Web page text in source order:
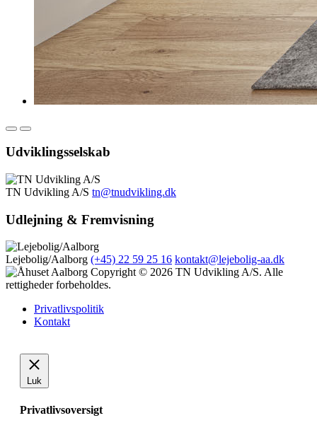
Udviklingsselskab
TN Udvikling A/S tn@tnudvikling.dk
Udlejning & Fremvisning
Lejebolig/Aalborg (+45) 22 59 25 16 kontakt@lejebolig-aa.dk
Copyright © 2026 TN Udvikling A/S. Alle
rettigheder forbeholdes.
Privatlivspolitik
Kontakt
Luk
Privatlivsoversigt